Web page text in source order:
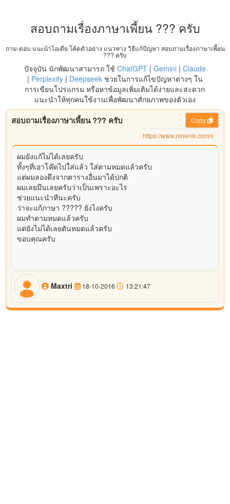
สอบถามเรื่องภาษาเพี้ยน ??? ครับ
ถาม-ตอบ แนะนำไอเดีย โค้ดตัวอย่าง แนวทาง วิธีแก้ปัญหา สอบถามเรื่องภาษาเพี้ยน
??? ครับ
ปัจจุบัน นักพัฒนาสามารถ ใช้ ChatGPT| Gemini| Claude
| Perplexity| Deepseekช่วยในการแก้ไขปัญหาต่างๆ ใน
การเขียนโปรแกรม หรือหาข้อมูลเพิ่มเติมได้ง่ายและสะดวก
แนะนำให้ทุกคนใช้งานเพื่อพัฒนาศักยภาพของตัวเอง
สอบถามเรื่องภาษาเพี้ยน ??? ครับ Copy
ผมยังแก้ไม่ได้เลยครับ
ทั้งๆที่เอาโค๊ดไปใส่แล้ว ใส่ตามหมดแล้วครับ
แต่ผมลองดึงจากตารางอื่นมาได้ปกติ
ผมเลยมึนเลยครับว่าเป็นเพราะอะไร
ช่วยแนะนำทีนะครับ
ว่าจะแก้ภาษา ????? ยังไงครับ
ผมทำตามหมดแล้วครับ
แต่ยังไม่ได้เลยตันหมดแล้วครับ
ขอบคุณครับ
Maxtri 18-10-2016 13:21:47